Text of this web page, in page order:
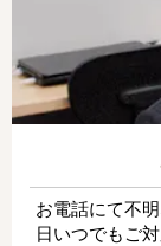
お電話にて不
日いつでもご